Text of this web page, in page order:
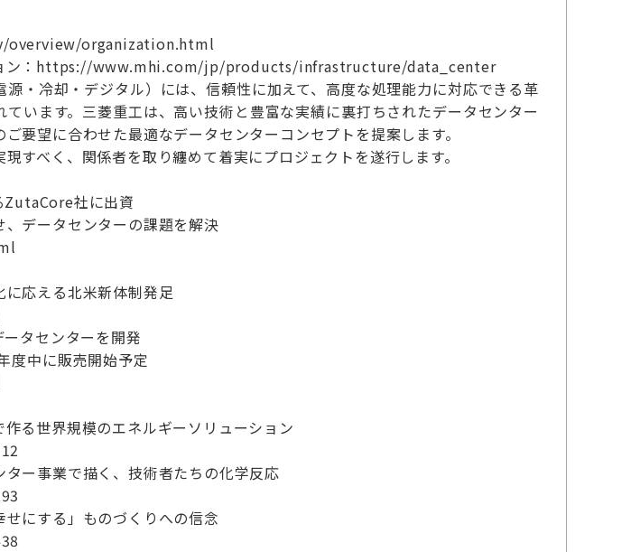
overview/organization.html
ョン：https://www.mhi.com/jp/products/infrastructure/data_center
・冷却・デジタル）には、信頼性に加えて、高度な処理能力に対応できる革
います。三菱重工は、高い技術と豊富な実績に裏打ちされたデータセンター
要望に合わせた最適なデータセンターコンセプトを提案します。
すべく、関係者を取り纏めて着実にプロジェクトを遂行します。
ZutaCore社に出資
データセンターの課題を解決
応える北米新体制発足
タセンターを開発
度中に販売開始予定
る世界規模のエネルギーソリューション
ー事業で描く、技術者たちの化学反応
にする」ものづくりへの信念